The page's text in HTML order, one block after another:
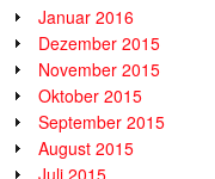
Januar 2016
Dezember 2015
November 2015
Oktober 2015
September 2015
August 2015